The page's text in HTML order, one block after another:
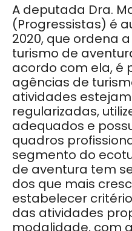
A deputada Dra.
(Progressistas) é
2020, que ordena
turismo de
acordo com ela, é
agências de
atividades
regularizadas,
adequados e
quadros
segmento do
de aventura tem
dos que mais
estabelecer
das atividades
modalidade, com